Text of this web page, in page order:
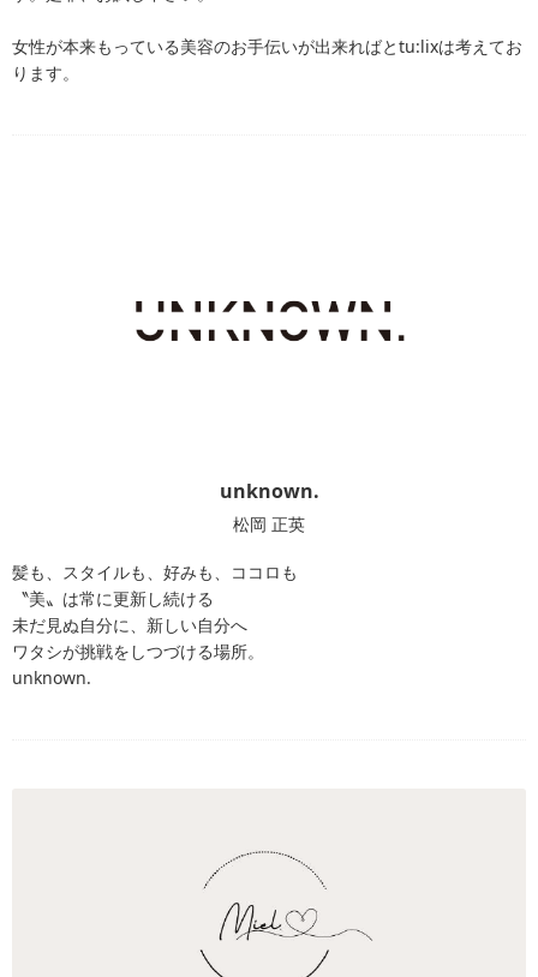
女性が本来もっている美容のお手伝いが出来ればとtu:lixは考えてお
ります。
unknown.
松岡 正英
髪も、スタイルも、好みも、ココロも
〝美〟は常に更新し続ける
未だ見ぬ自分に、新しい自分へ
ワタシが挑戦をしつづける場所。
unknown.